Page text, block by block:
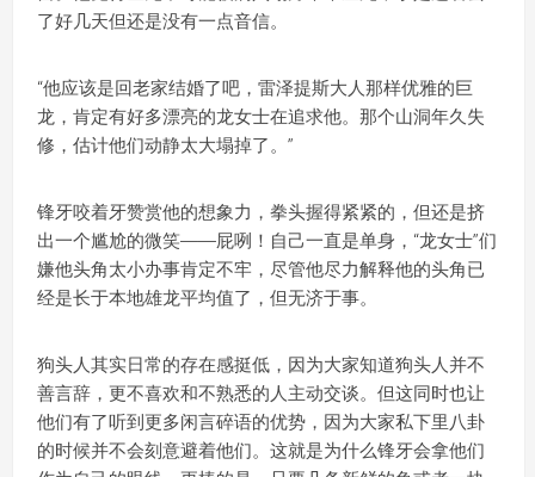
了好几天但还是没有一点音信。
“他应该是回老家结婚了吧，雷泽提斯大人那样优雅的巨
龙，肯定有好多漂亮的龙女士在追求他。那个山洞年久失
修，估计他们动静太大塌掉了。”
锋牙咬着牙赞赏他的想象力，拳头握得紧紧的，但还是挤
出一个尴尬的微笑——屁咧！自己一直是单身，“龙女士”们
嫌他头角太小办事肯定不牢，尽管他尽力解释他的头角已
经是长于本地雄龙平均值了，但无济于事。
狗头人其实日常的存在感挺低，因为大家知道狗头人并不
善言辞，更不喜欢和不熟悉的人主动交谈。但这同时也让
他们有了听到更多闲言碎语的优势，因为大家私下里八卦
的时候并不会刻意避着他们。这就是为什么锋牙会拿他们